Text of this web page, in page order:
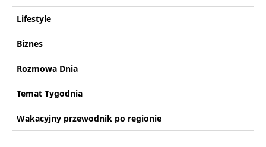
Lifestyle
Biznes
Rozmowa Dnia
Temat Tygodnia
Wakacyjny przewodnik po regionie